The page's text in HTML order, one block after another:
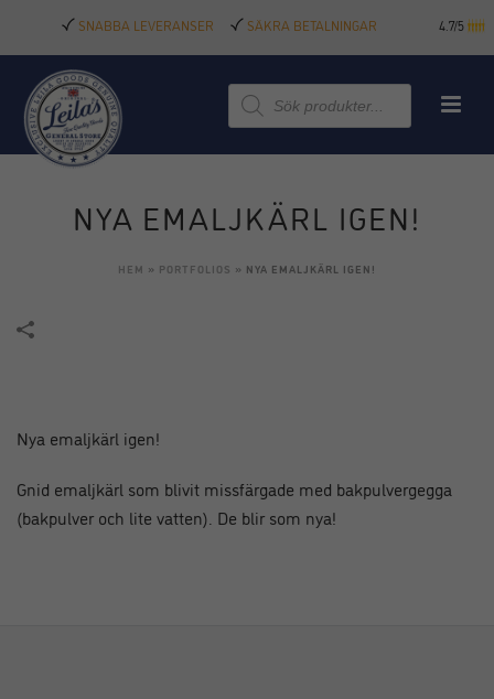
SNABBA LEVERANSER SÄKRA BETALNINGAR 4.7/5
Produktsökning
NYA EMALJKÄRL IGEN!
HEM » PORTFOLIOS » NYA EMALJKÄRL IGEN!
Nya emaljkärl igen!
Gnid emaljkärl som blivit missfärgade med bakpulvergegga
(bakpulver och lite vatten). De blir som nya!